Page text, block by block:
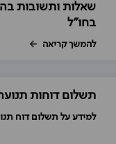
שאלות ותשובות
בחו"ל
להמשך קריאה
תשלום דוחות
למידע על תשלום דוח